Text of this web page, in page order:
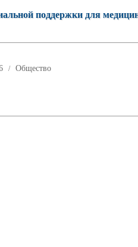
поддержки для
/ Общество